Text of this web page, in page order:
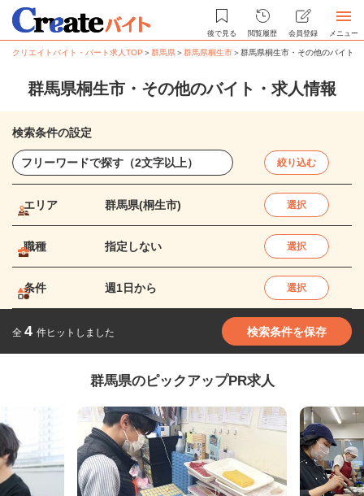
後で見る 閲覧履歴 会員登録 メニュー
クリエイトバイト・パート求人TOP ＞群馬県＞群馬県桐生市＞群馬県桐生市・その他のバイト
群馬県桐生市・その他のバイト・求人情報
検索条件の設定
絞り込む
エリア 群馬県(桐生市) 選択
職種 指定しない 選択
条件 週1日から 選択
全 4 件ヒットしました 検索条件を保存
群馬県のピックアップPR求人